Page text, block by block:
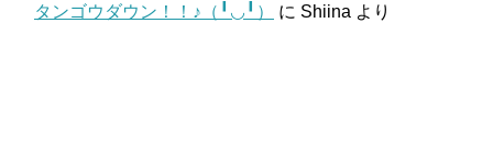
タンゴウダウン！！♪（╹◡╹）
に Shiina より